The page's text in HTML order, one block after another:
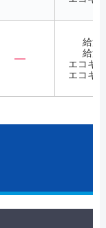
―
給湯
給湯
エコキ
エコキ